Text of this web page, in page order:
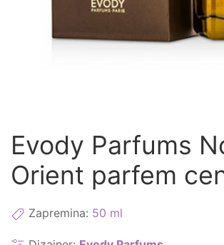
Evody Parfums
Orient parfem
Zapremina: 50 ml